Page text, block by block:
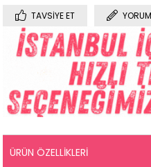
TAVSIYE ET
ÜRÜN ÖZELLIKLERI